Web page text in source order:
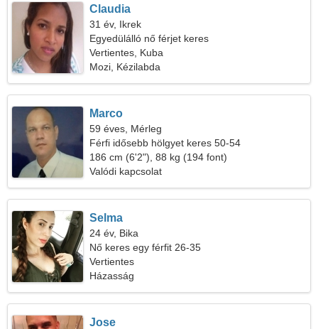
Claudia
31 év, Ikrek
Egyedülálló nő férjet keres
Vertientes, Kuba
Mozi, Kézilabda
Marco
59 éves, Mérleg
Férfi idősebb hölgyet keres 50-54
186 cm (6'2"), 88 kg (194 font)
Valódi kapcsolat
Selma
24 év, Bika
Nő keres egy férfit 26-35
Vertientes
Házasság
Jose